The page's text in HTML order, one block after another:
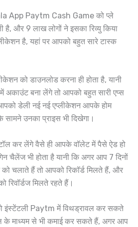
App Paytm Cash Game को प्ले
है, और 9 लाख लोगों ने इसका रिव्यु किया
है, यहां पर आपको बहुत सारे टास्क
को डाउनलोड करना ही होता है, यानी
बना लेंगे तो आपको बहुत सारी एप्स
डेली नई नई एप्लीकेशन आपके होम
उनका प्राइस भी दिखेगा।
कर लेंगे वैसे ही आपके वॉलेट में पैसे ऐड हो
चैलेंज भी होता है यानी कि अगर आप 7 दिनों
चलाते हैं तो आपको रिकॉर्ड मिलते हैं, और
रिवॉर्डज मिलते रहते हैं।
इंस्टेंटली Paytm में विथड्रावल कर सकते
माध्यम से भी कमाई कर सकते हैं, अगर आप